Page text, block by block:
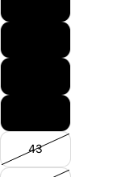
43